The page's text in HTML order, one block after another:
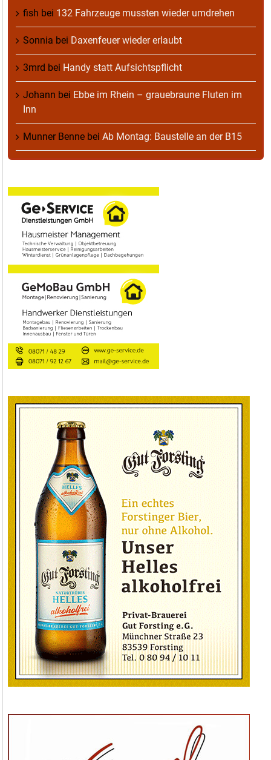
fish bei 132 Fahrzeuge mussten wieder umdrehen
Sonnia bei Daxenfeuer wieder erlaubt
3mrd bei Handy statt Aufsichtspflicht
Johann bei Ebbe im Rhein – grauebraune Fluten im
Inn
Munner Benne bei Ab Montag: Baustelle an der B15